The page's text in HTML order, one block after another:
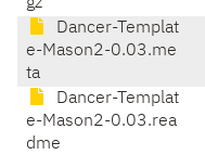
Dancer-Templat
e-Mason2-0.03.me
ta
Dancer-Templat
e-Mason2-0.03.rea
dme